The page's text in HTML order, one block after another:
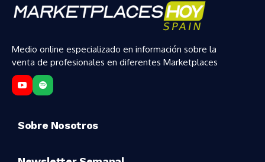
Medio online especializado en información sobre la
venta de profesionales en diferentes Marketplaces
Sobre Nosotros